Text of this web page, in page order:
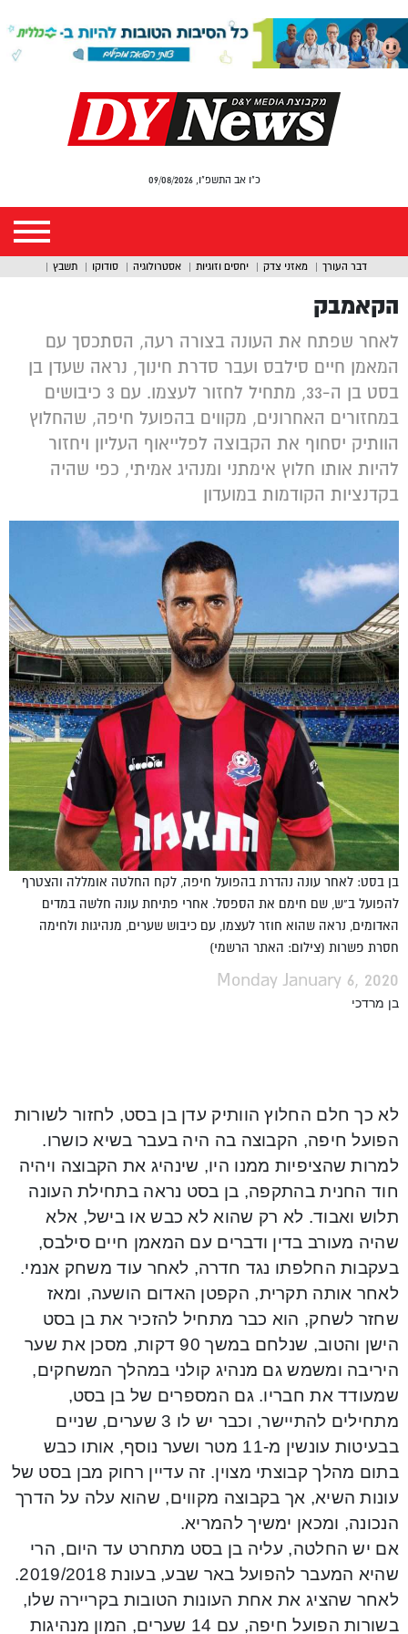
כ"ו אב התשפ"ו, 09/08/2026
דבר העורך מאזני צדק יחסים וזוגיות אסטרולוגיה סודוקו תשבץ
הקאמבק
לאחר שפתח את העונה בצורה רעה, הסתכסך עם
המאמן חיים סילבס ועבר סדרת חינוך, נראה שעדן בן
בסט בן ה-33, מתחיל לחזור לעצמו. עם 3 כיבושים
במחזורים האחרונים, מקווים בהפועל חיפה, שהחלוץ
הוותיק יסחוף את הקבוצה לפלייאוף העליון ויחזור
להיות אותו חלוץ אימתני ומנהיג אמיתי, כפי שהיה
בקדנציות הקודמות במועדון
בן בסט: לאחר עונה נהדרת בהפועל חיפה, לקח החלטה אומללה והצטרף
להפועל ב"ש, שם חימם את הספסל. אחרי פתיחת עונה חלשה במדים
האדומים, נראה שהוא חוזר לעצמו, עם כיבוש שערים, מנהיגות ולחימה
חסרת פשרות (צילום: האתר הרשמי)
Monday January 6, 2020
בן מרדכי
לא כך חלם החלוץ הוותיק עדן בן בסט, לחזור לשורות
הפועל חיפה, הקבוצה בה היה בעבר בשיא כושרו.
למרות שהציפיות ממנו היו, שינהיג את הקבוצה ויהיה
חוד החנית בהתקפה, בן בסט נראה בתחילת העונה
תלוש ואבוד. לא רק שהוא לא כבש או בישל, אלא
שהיה מעורב בדין ודברים עם המאמן חיים סילבס,
בעקבות החלפתו נגד חדרה, לאחר עוד משחק אנמי.
לאחר אותה תקרית, הקפטן האדום הושעה, ומאז
שחזר לשחק, הוא כבר מתחיל להזכיר את בן בסט
הישן והטוב, שנלחם במשך 90 דקות, מסכן את שער
היריבה ומשמש גם מנהיג קולני במהלך המשחקים,
שמעודד את חבריו. גם המספרים של בן בסט,
מתחילים להתיישר, וכבר יש לו 3 שערים, שניים
בבעיטות עונשין מ-11 מטר ושער נוסף, אותו כבש
בתום מהלך קבוצתי מצוין. זה עדיין רחוק מבן בסט של
עונות השיא, אך בקבוצה מקווים, שהוא עלה על הדרך
הנכונה, ומכאן ימשיך להמריא.
אם יש החלטה, עליה בן בסט מתחרט עד היום, הרי
שהיא המעבר להפועל באר שבע, בעונת 2019/2018.
לאחר שהציג את אחת העונות הטובות בקריירה שלו,
בשורות הפועל חיפה, עם 14 שערים, המון מנהיגות